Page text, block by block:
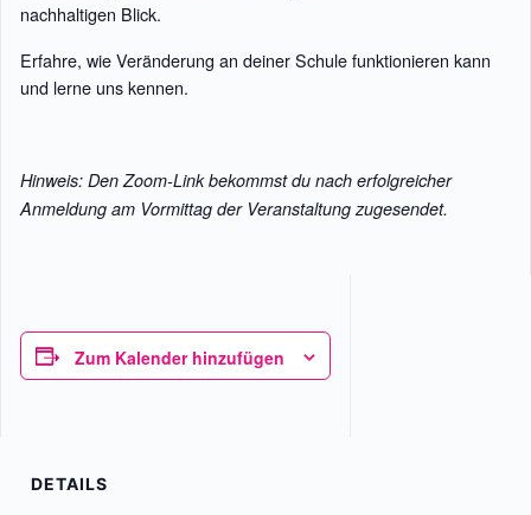
nachhaltigen Blick.
Erfahre, wie Veränderung an deiner Schule funktionieren kann
und lerne uns kennen.
Hinweis: Den Zoom-Link bekommst du nach erfolgreicher
Anmeldung am Vormittag der Veranstaltung zugesendet.
Zum Kalender hinzufügen
DETAILS